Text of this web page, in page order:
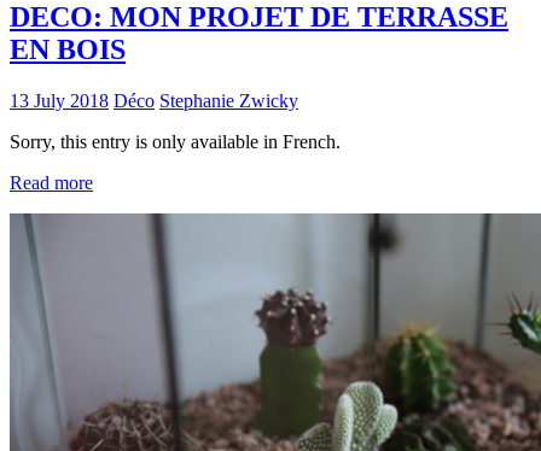
DECO: MON PROJET DE TERRASSE
EN BOIS
13 July 2018 Déco Stephanie Zwicky
Sorry, this entry is only available in French.
Read more